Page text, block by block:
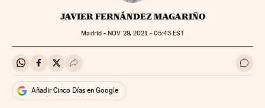
JAVIER FERNÁNDEZ MAGARIÑO
Madrid -NOV 29, 2021 - 05:43 EST
Compartir en Whatsapp
Compartir en Facebook
Compartir en Twitter
Desplegar Redes Sociales Ir a
Añadir Cinco Días en Google